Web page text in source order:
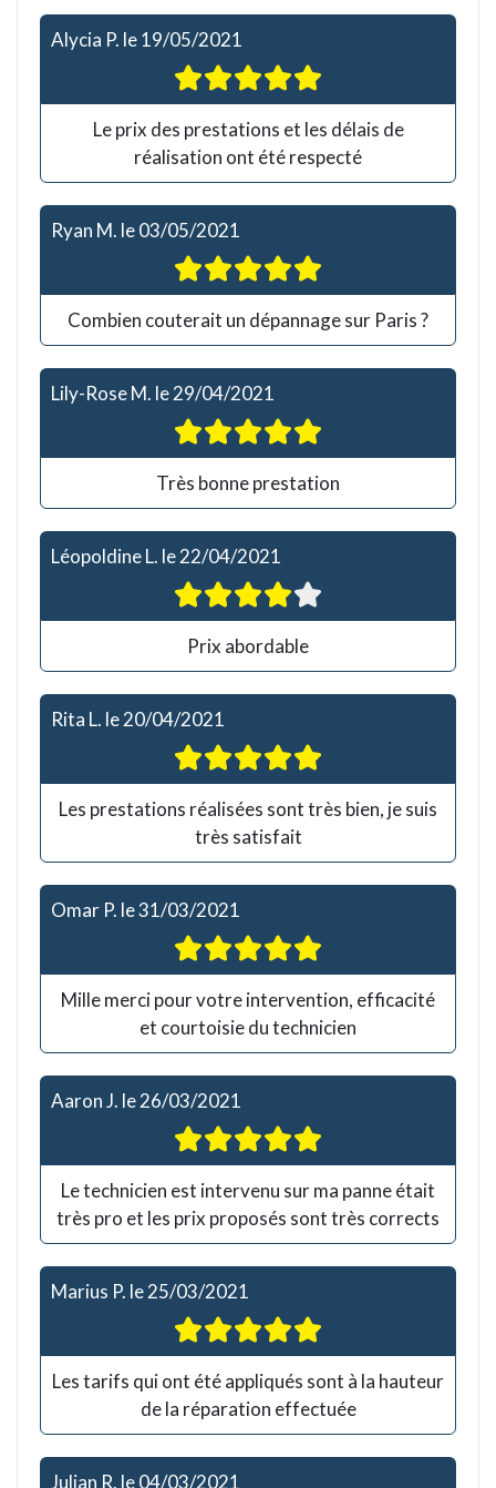
Alycia P. le19/05/2021
Le prix des prestations et les délais de
réalisation ont été respecté
Ryan M. le03/05/2021
Combien couterait un dépannage sur Paris ?
Lily-Rose M. le29/04/2021
Très bonne prestation
Léopoldine L. le22/04/2021
Prix abordable
Rita L. le20/04/2021
Les prestations réalisées sont très bien, je suis
très satisfait
Omar P. le31/03/2021
Mille merci pour votre intervention, efficacité
et courtoisie du technicien
Aaron J. le26/03/2021
Le technicien est intervenu sur ma panne était
très pro et les prix proposés sont très corrects
Marius P. le25/03/2021
Les tarifs qui ont été appliqués sont à la hauteur
de la réparation effectuée
Julian R. le04/03/2021